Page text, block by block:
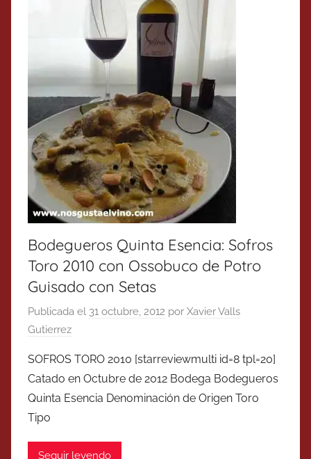
Bodegueros Quinta Esencia: Sofros
Toro 2010 con Ossobuco de Potro
Guisado con Setas
Publicada el 31 octubre, 2012 por Xavier Valls
Gutierrez
SOFROS TORO 2010 [starreviewmulti id=8 tpl=20]
Catado en Octubre de 2012 Bodega Bodegueros
Quinta Esencia Denominación de Origen Toro
Tipo
Seguir leyendo